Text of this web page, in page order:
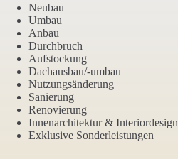
Neubau
Umbau
Anbau
Durchbruch
Aufstockung
Dachausbau/-umbau
Nutzungsänderung
Sanierung
Renovierung
Innenarchitektur & Interiordesign
Exklusive Sonderleistungen